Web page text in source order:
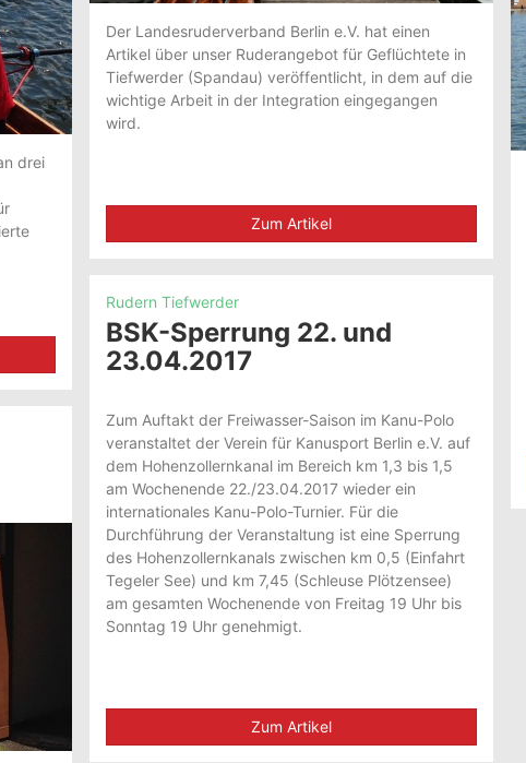
Der Landesruderverband Berlin e.V. hat einen
Artikel über unser Ruderangebot für Geflüchtete in
Tiefwerder (Spandau) veröffentlicht, in dem auf die
wichtige Arbeit in der Integration eingegangen
wird.
Zum Artikel
drei
Rudern Tiefwerder
BSK-Sperrung 22. und
23.04.2017
Zum Auftakt der Freiwasser-Saison im Kanu-Polo
veranstaltet der Verein für Kanusport Berlin e.V. auf
dem Hohenzollernkanal im Bereich km 1,3 bis 1,5
am Wochenende 22./23.04.2017 wieder ein
internationales Kanu-Polo-Turnier. Für die
Durchführung der Veranstaltung ist eine Sperrung
des Hohenzollernkanals zwischen km 0,5 (Einfahrt
Tegeler See) und km 7,45 (Schleuse Plötzensee)
am gesamten Wochenende von Freitag 19 Uhr bis
Sonntag 19 Uhr genehmigt.
Zum Artikel